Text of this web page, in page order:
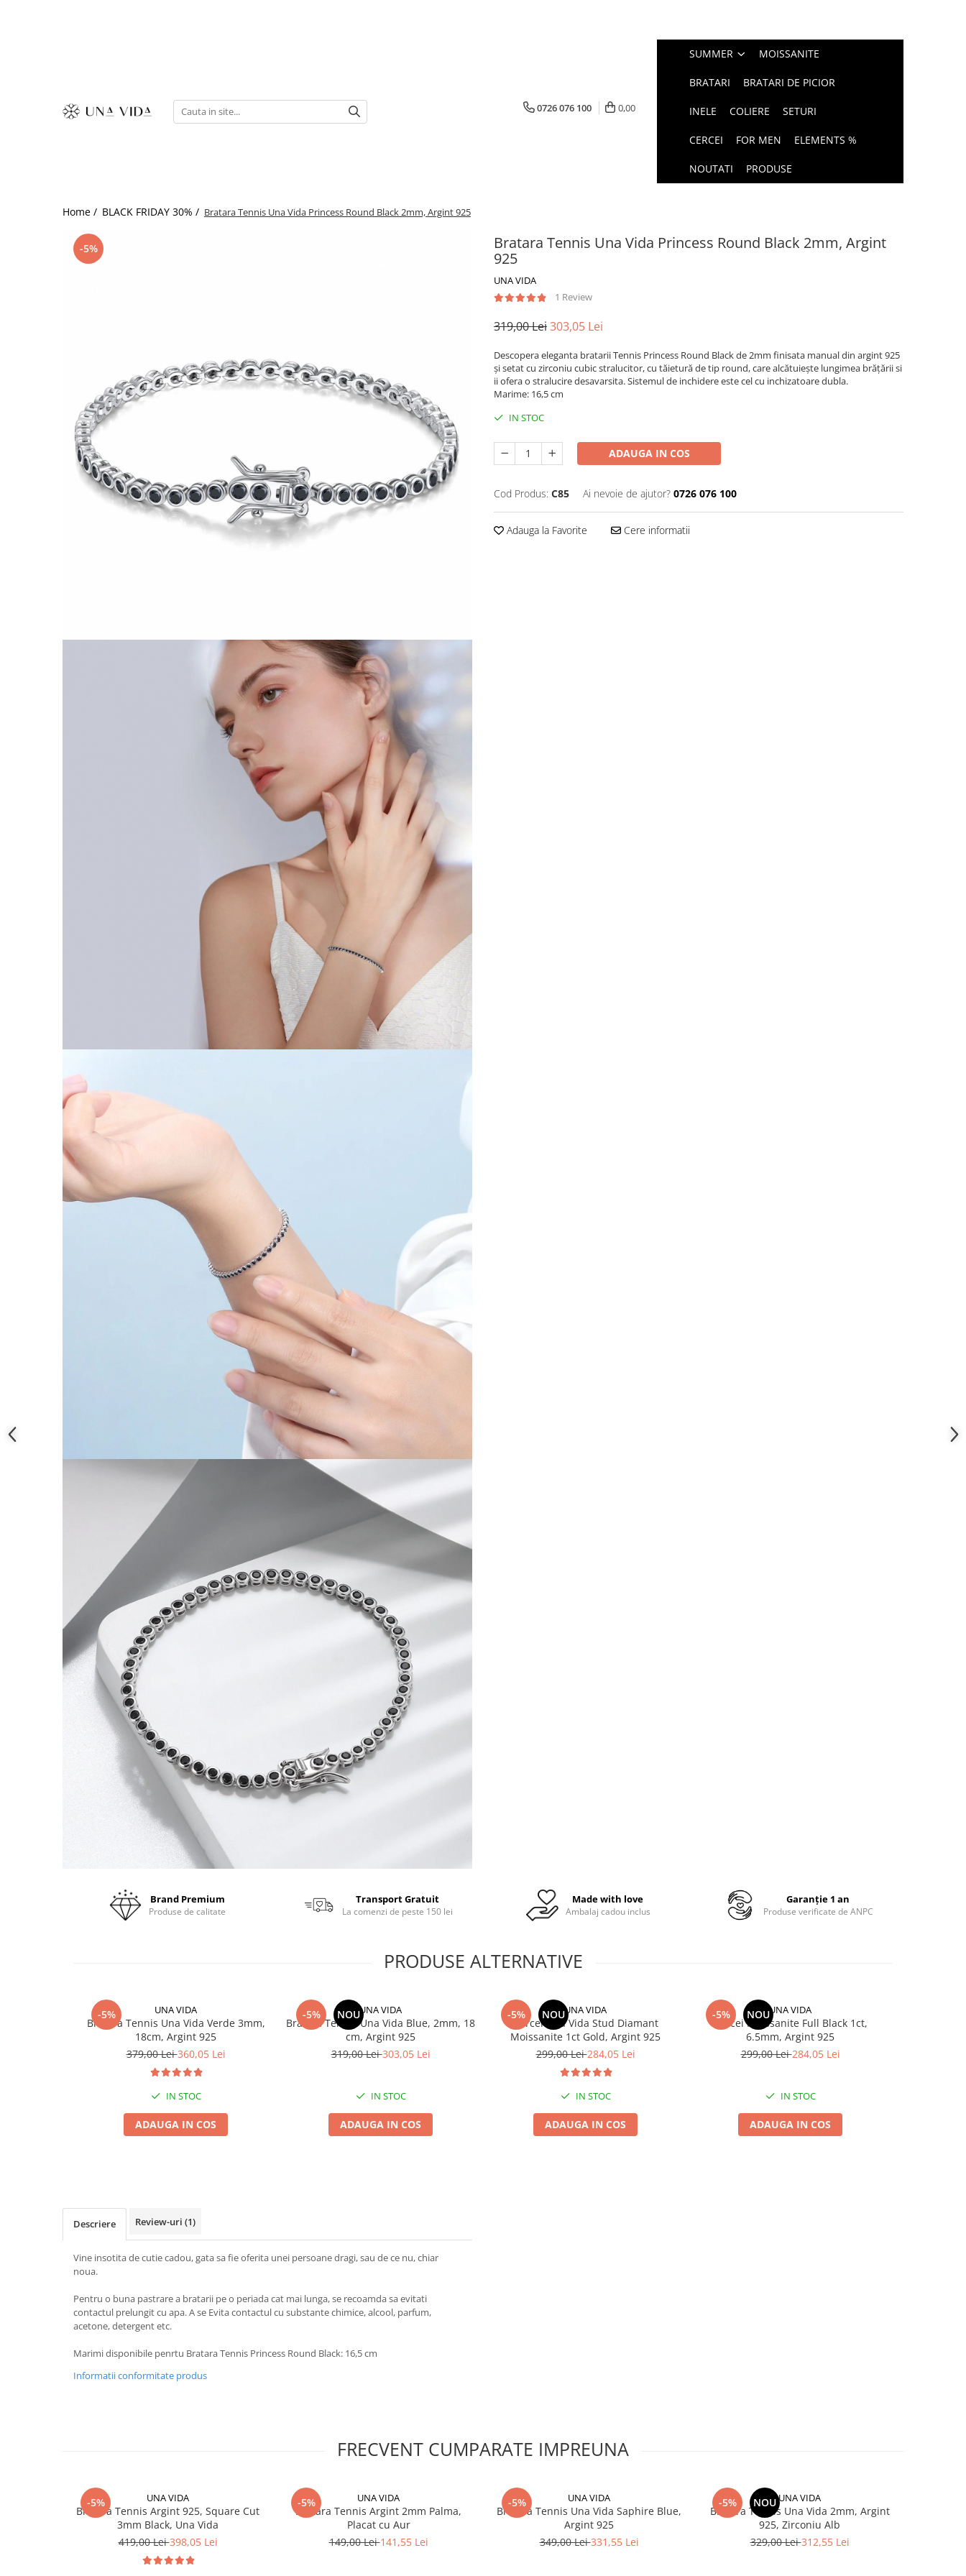
CADOURI sub 150 lei - EA
0726 076 100 0,00
SUMMER MOISSANITE
BRATARI BRATARI DE PICIOR
INELE COLIERE SETURI
CERCEI FOR MEN ELEMENTS %
NOUTATI PRODUSE
Home / BLACK FRIDAY 30% / Bratara Tennis Una Vida Princess Round Black 2mm, Argint 925
-5%
Bratara Tennis Una Vida Princess Round Black 2mm, Argint
925
UNA VIDA
1 Review
319,00 Lei303,05 Lei
Descopera eleganta bratarii Tennis Princess Round Black de 2mm finisata manual din argint 925
și setat cu zirconiu cubic stralucitor, cu tăietură de tip round, care alcătuiește lungimea brățării si
ii ofera o stralucire desavarsita. Sistemul de inchidere este cel cu inchizatoare dubla.
Marime: 16,5 cm
IN STOC
ADAUGA IN COS
Cod Produs: C85 Ai nevoie de ajutor? 0726 076 100
Adauga la Favorite Cere informatii
Brand Premium
Produse de calitate
Transport Gratuit
La comenzi de peste 150 lei
Made with love
Ambalaj cadou inclus
Garanție 1 an
Produse verificate de ANPC
PRODUSE ALTERNATIVE
-5% UNA VIDA
Bratara Tennis Una Vida Verde 3mm,
18cm, Argint 925
379,00 Lei360,05 Lei
IN STOC
ADAUGA IN COS
-5% NOUUNA VIDA
Bratara Tennis Una Vida Blue, 2mm, 18
cm, Argint 925
319,00 Lei303,05 Lei
IN STOC
ADAUGA IN COS
-5% NOUUNA VIDA
Cercei Una Vida Stud Diamant
Moissanite 1ct Gold, Argint 925
299,00 Lei284,05 Lei
IN STOC
ADAUGA IN COS
-5% NOUUNA VIDA
Cercei Moissanite Full Black 1ct,
6.5mm, Argint 925
299,00 Lei284,05 Lei
IN STOC
ADAUGA IN COS
Descriere Review-uri (1)
Vine insotita de cutie cadou, gata sa fie oferita unei persoane dragi, sau de ce nu, chiar
noua.
Pentru o buna pastrare a bratarii pe o periada cat mai lunga, se recoamda sa evitati
contactul prelungit cu apa. A se Evita contactul cu substante chimice, alcool, parfum,
acetone, detergent etc.
Marimi disponibile penrtu Bratara Tennis Princess Round Black: 16,5 cm
Informatii conformitate produs
FRECVENT CUMPARATE IMPREUNA
-5% UNA VIDA
Bratara Tennis Argint 925, Square Cut
3mm Black, Una Vida
419,00 Lei398,05 Lei
-5% UNA VIDA
Bratara Tennis Argint 2mm Palma,
Placat cu Aur
149,00 Lei141,55 Lei
-5% UNA VIDA
Bratara Tennis Una Vida Saphire Blue,
Argint 925
349,00 Lei331,55 Lei
-5% NOUUNA VIDA
Bratara Tennis Una Vida 2mm, Argint
925, Zirconiu Alb
329,00 Lei312,55 Lei